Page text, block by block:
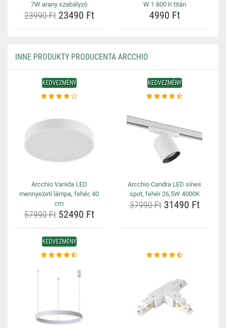
7W arany szabályzó
23990 Ft23490 Ft
W 1 800 K titán
4990 Ft
INNE PRODUKTY PRODUCENTA ARCCHIO
KEDVEZMÉNY
Arcchio Vanida LED
mennyezeti lámpa, fehér, 40
cm
57990 Ft52490 Ft
KEDVEZMÉNY
Arcchio Candra LED sínes
spot, fehér 26,5W 4000K
37990 Ft31490 Ft
KEDVEZMÉNY